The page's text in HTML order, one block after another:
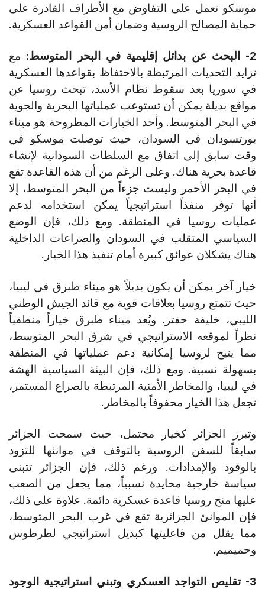
موسكو تعمل على التفاوض مع الأطراف القادرة على
حماية المصالح الروسية وضمان أمن القواعد العسكرية.
2- البحث عن بدائل إقليمية في البحر المتوسط:
مع
تزايد التحديات المرتبطة بالاحتفاظ بقواعدها العسكرية
في سوريا بعد سقوط نظام الأسد، تبحث روسيا عن
مواقع بديلة يمكن أن تستوعب عملياتها البحرية والجوية
في البحر المتوسط. وأحد الخيارات المطروحة هو ميناء
بورتسودان في السودان، حيث توصلت موسكو في
وقت سابق إلى اتفاق مع السلطات السودانية لإنشاء
قاعدة بحرية هناك. وعلى الرغم من أن هذه القاعدة تقع
في البحر الأحمر وليست جزءاً من البحر المتوسط، إلا
أنها توفر منفذاً استراتيجياً يمكن استخدامه لدعم
عمليات روسيا في المنطقة. ومع ذلك، فإن الوضع
السياسي المتقلب في السودان والصراعات الداخلية
هناك يشكلان عوائق كبيرة أمام تنفيذ هذا الخيار​.
خيار آخر يمكن أن يكون بديلاً هو ميناء طبرق في ليبيا،
حيث تتمتع روسيا بعلاقات قوية مع قائد الجيش الوطني
الليبي، خليفة حفتر. ويُعد ميناء طبرق خياراً منطقياً
نظراً لموقعه الاستراتيجي في شرق البحر المتوسط،
مما يتيح لروسيا إمكانية دعم عملياتها في المنطقة
بسهولة نسبية. ومع ذلك، فإن البيئة السياسية الهشة
في ليبيا، والمخاطر الأمنية المرتبطة بالصراع المستمر،
تجعل هذا الخيار محفوفاً بالمخاطر​.
وتبرز الجزائر كخيار محتمل، حيث سمحت الجزائر
سابقاً للسفن الروسية بالتوقف في موانئها للتزود
بالوقود والإمدادات. ورغم ذلك، فإن الجزائر تتبنى
سياسة خارجية محايدة نسبياً، مما يجعل من الصعب
عليها منح روسيا قاعدة عسكرية دائمة. علاوة على ذلك،
فإن الموانئ الجزائرية تقع في غرب البحر المتوسط،
مما يقلل من فاعليتها كبديل استراتيجي لطرطوس
وحميميم.
3- تقليص التواجد العسكري وتبني استراتيجية الوجود